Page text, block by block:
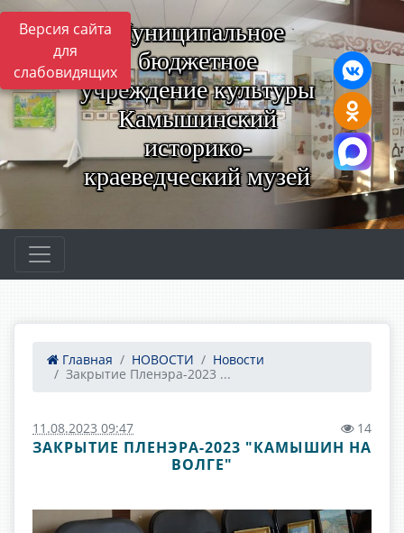
Версия сайта
для
слабовидящих
Муниципальное
бюджетное
учреждение культуры
Камышинский
историко-
краеведческий музей
Главная НОВОСТИ
Новости
Закрытие Пленэра-2023 ...
11.08.2023 09:47 14
ЗАКРЫТИЕ ПЛЕНЭРА-2023 "КАМЫШИН НА
ВОЛГЕ"